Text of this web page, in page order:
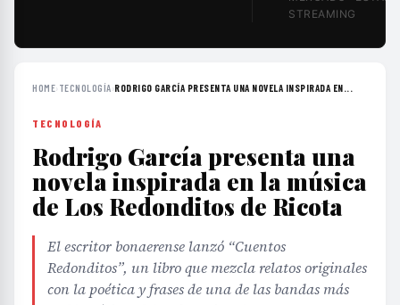
STREAMING
HOME› TECNOLOGÍA›RODRIGO GARCÍA PRESENTA UNA NOVELA INSPIRADA EN...
TECNOLOGÍA
Rodrigo García presenta una
novela inspirada en la música
de Los Redonditos de Ricota
El escritor bonaerense lanzó “Cuentos
Redonditos”, un libro que mezcla relatos originales
con la poética y frases de una de las bandas más